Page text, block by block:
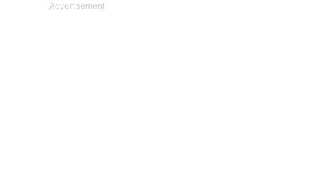
Advertisement